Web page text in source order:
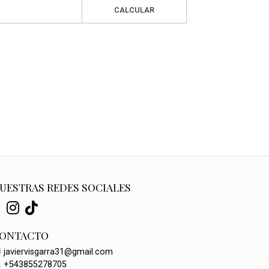
CALCULAR
REDES SOCIALES
javiervisgarra31@gmail.com
+543855278705